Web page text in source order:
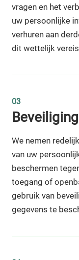
vragen en het
uw persoonlijke
verhuren aan
dit wettelijk
03
We nemen
van uw
beschermen
toegang of
gebruik van
gegevens te